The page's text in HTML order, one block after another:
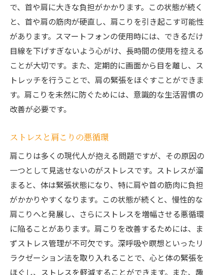
で、首や肩に大きな負担がかかります。この状態が続く
と、首や肩の筋肉が硬直し、肩こりを引き起こす可能性
があります。スマートフォンの使用時には、できるだけ
目線を下げすぎないよう心がけ、長時間の使用を控える
ことが大切です。また、定期的に画面から目を離し、ス
トレッチを行うことで、肩の緊張をほぐすことができま
す。肩こりを未然に防ぐためには、意識的な生活習慣の
改善が必要です。
ストレスと肩こりの悪循環
肩こりは多くの現代人が抱える問題ですが、その原因の
一つとして見逃せないのがストレスです。ストレスが溜
まると、体は緊張状態になり、特に肩や首の筋肉に負担
がかかりやすくなります。この状態が続くと、慢性的な
肩こりへと発展し、さらにストレスを増幅させる悪循環
に陥ることがあります。肩こりを改善するためには、ま
ずストレス管理が不可欠です。深呼吸や瞑想といったリ
ラクゼーション法を取り入れることで、心と体の緊張を
ほぐし、ストレスを軽減することができます。また、趣